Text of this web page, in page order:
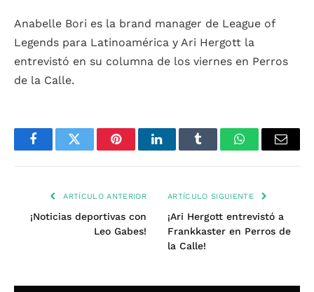
Anabelle Bori es la brand manager de League of
Legends para Latinoamérica y Ari Hergott la
entrevistó en su columna de los viernes en Perros
de la Calle.
FacebookTwitter PinterestLinkedInTumblr WhatsAppEmail
ARTÍCULO ANTERIOR
¡Noticias deportivas con
Leo Gabes!
ARTÍCULO SIGUIENTE
¡Ari Hergott entrevistó a
Frankkaster en Perros de
la Calle!